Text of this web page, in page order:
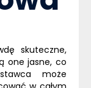
skuteczne,
one jasne, co
może